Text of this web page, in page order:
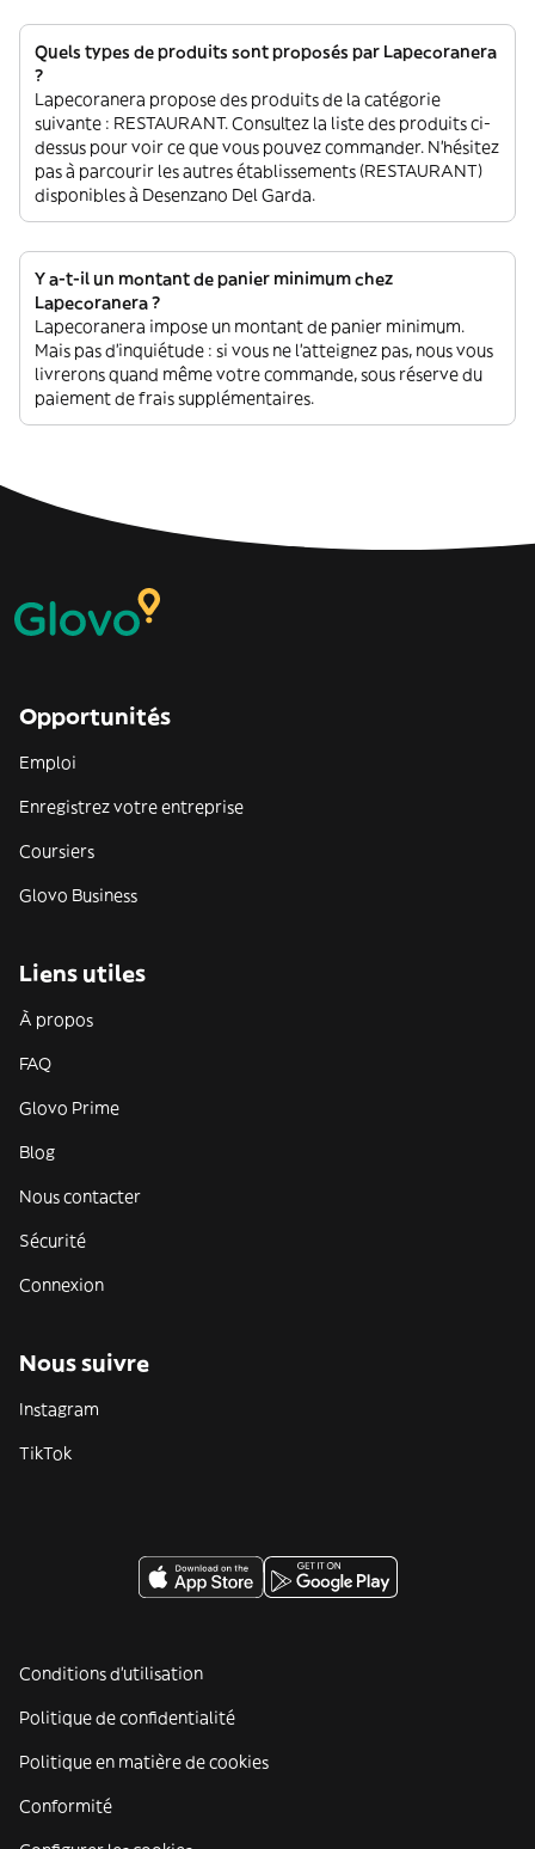
Quels types de produits sont proposés par Lapecoranera
?
Lapecoranera propose des produits de la catégorie
suivante : RESTAURANT. Consultez la liste des produits ci-
dessus pour voir ce que vous pouvez commander. N'hésitez
pas à parcourir les autres établissements (RESTAURANT)
disponibles à Desenzano Del Garda.
Y a-t-il un montant de panier minimum chez
Lapecoranera ?
Lapecoranera impose un montant de panier minimum.
Mais pas d'inquiétude : si vous ne l'atteignez pas, nous vous
livrerons quand même votre commande, sous réserve du
paiement de frais supplémentaires.
Opportunités
Emploi
Enregistrez votre entreprise
Coursiers
Glovo Business
Liens utiles
À propos
FAQ
Glovo Prime
Blog
Nous contacter
Sécurité
Connexion
Nous suivre
Instagram
TikTok
Conditions d'utilisation
Politique de confidentialité
Politique en matière de cookies
Conformité